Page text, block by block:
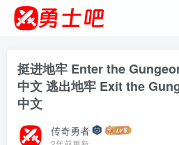
挺进地牢 Enter the
中文 逃出地牢 Exit the
中文
传奇勇者